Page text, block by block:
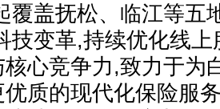
覆盖抚松、临江等五
技变革,持续优化线
心竞争力,致力于为
质的现代化保险服